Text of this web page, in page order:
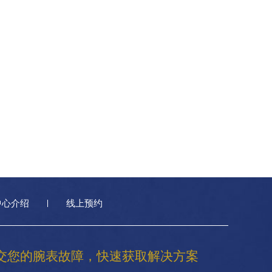
心介绍 线上预约
您的腕表故障，快速获取解决方案